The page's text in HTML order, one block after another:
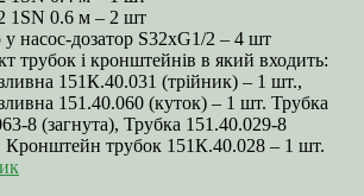
1SN 0.6 м – 2 шт
насос-дозатор S32хG1/2 – 4 шт
трубок і кронштейнів в який входить:
151К.40.031 (трійник) – 1 шт.,
151.40.060 (куток) – 1 шт. Трубка
8 (загнута), Трубка 151.40.029-8
Кронштейн трубок 151К.40.028 – 1 шт.